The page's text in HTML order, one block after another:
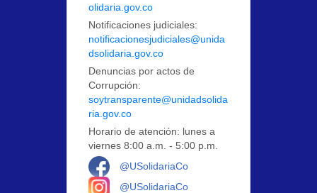
olidaria.gov.co
Notificaciones judiciales:
notificacionesjudiciales@unida
dsolidaria.gov.co
Denuncias por actos de
Corrupción:
soytransparente@unidadsolida
ria.gov.co
Horario de atención: lunes a
viernes 8:00 a.m. - 5:00 p.m.
@USolidariaCo
@USolidariaCo